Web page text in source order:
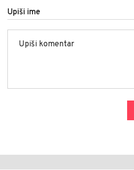
Upiši ime